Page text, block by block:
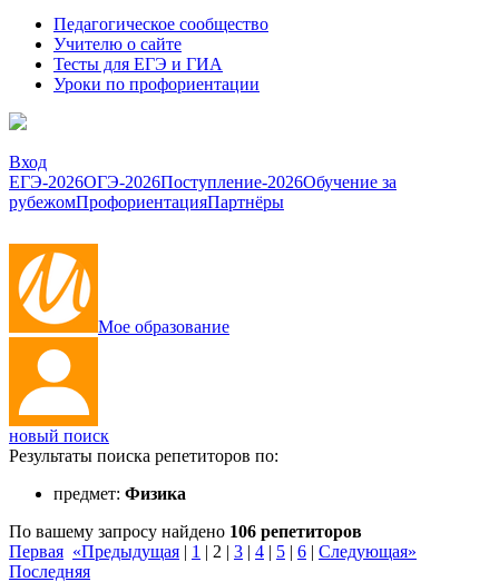
Педагогическое сообщество
Учителю о сайте
Тесты для ЕГЭ и ГИА
Уроки по профориентации
Вход
ЕГЭ-2026ОГЭ-2026Поступление-2026Обучение за
рубежомПрофориентацияПартнёры
Мое образование
новый поиск
Результаты поиска репетиторов по:
предмет: Физика
По вашему запросу найдено 106 репетиторов
Первая «Предыдущая | 1 | 2 | 3 | 4 | 5 | 6 | Следующая»
Последняя